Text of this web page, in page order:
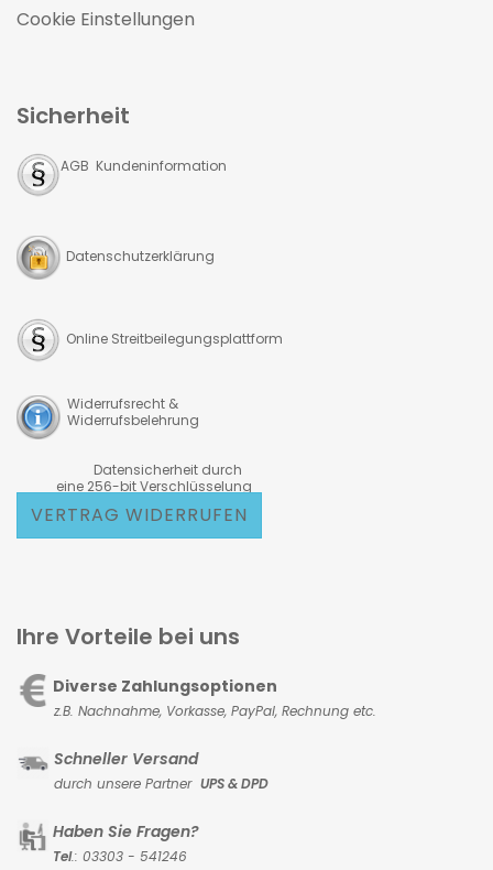
Cookie Einstellungen
Sicherheit
AGB Kundeninformation
Datenschutzerklärung
Online Streitbeilegungsplattform
Widerrufsrecht &
Widerrufsbelehrung
Datensicherheit durch
eine 256-bit Verschlüsselung
VERTRAG WIDERRUFEN
Ihre Vorteile bei uns
Diverse Zahlungsoptionen
z.B. Nachnahme, Vorkasse, PayPal, Rechnung etc.
Schneller Versand
durch unsere Partner UPS & DPD
Haben Sie Fragen?
Tel.: 03303 - 541246